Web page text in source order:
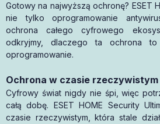
Gotowy na najwyższą ochronę? ESET
nie tylko oprogramowanie
ochrona całego cyfrowego
odkryjmy, dlaczego ta ochrona
oprogramowanie.
Ochrona w czasie rzeczywistym
Cyfrowy świat nigdy nie śpi, więc
całą dobę. ESET HOME Security
czasie rzeczywistym, która stale